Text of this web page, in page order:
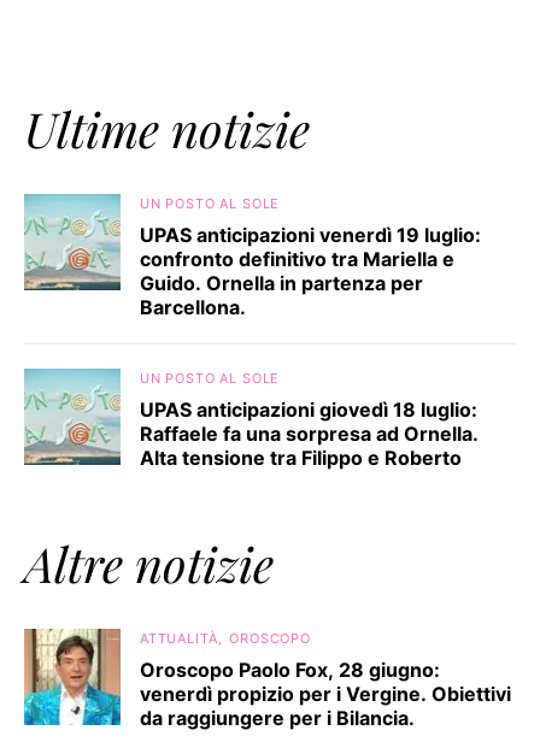
Ultime notizie
UN POSTO AL SOLE
UPAS anticipazioni venerdì 19 luglio:
confronto definitivo tra Mariella e
Guido. Ornella in partenza per
Barcellona.
UN POSTO AL SOLE
UPAS anticipazioni giovedì 18 luglio:
Raffaele fa una sorpresa ad Ornella.
Alta tensione tra Filippo e Roberto
Altre notizie
ATTUALITÀ OROSCOPO
Oroscopo Paolo Fox, 28 giugno:
venerdì propizio per i Vergine. Obiettivi
da raggiungere per i Bilancia.